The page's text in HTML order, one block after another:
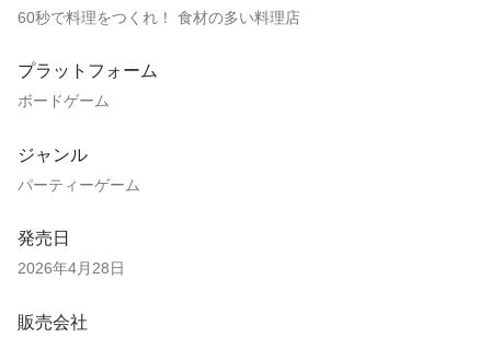
60秒で料理をつくれ！ 食材の多い料理店
プラットフォーム
ボードゲーム
ジャンル
パーティーゲーム
発売日
2026年4月28日
販売会社